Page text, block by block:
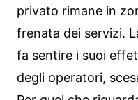
privato rimane in
frenata dei servizi.
fa sentire i suoi
degli operatori,